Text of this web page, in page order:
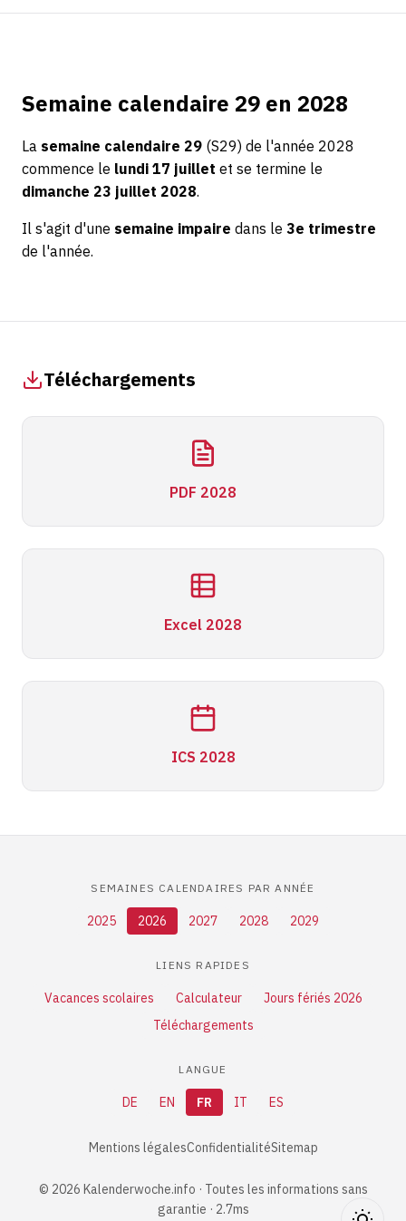
Semaine calendaire 29 en 2028
La semaine calendaire 29 (S29) de l'année 2028
commence le lundi 17 juillet et se termine le
dimanche 23 juillet 2028.
Il s'agit d'une semaine impaire dans le 3e trimestre
de l'année.
Téléchargements
PDF 2028
Excel 2028
ICS 2028
SEMAINES CALENDAIRES PAR ANNÉE
2025 2026 2027 2028 2029
LIENS RAPIDES
Vacances scolaires Calculateur
Jours fériés 2026
Téléchargements
LANGUE
DE EN FR IT ES
Mentions légalesConfidentialitéSitemap
© 2026 Kalenderwoche.info · Toutes les informations sans
garantie · 2.7ms